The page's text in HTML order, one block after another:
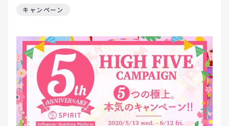
キャンペーン